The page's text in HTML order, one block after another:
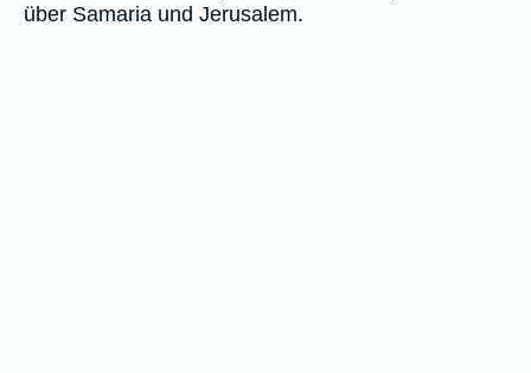
über Samaria und Jerusalem.